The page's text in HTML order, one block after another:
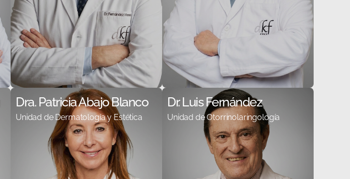
Dra. Patricia Abajo Blanco
Unidad de Dermatología y Estética
Dr. Luis Fernández
Unidad de Otorrinolaringología